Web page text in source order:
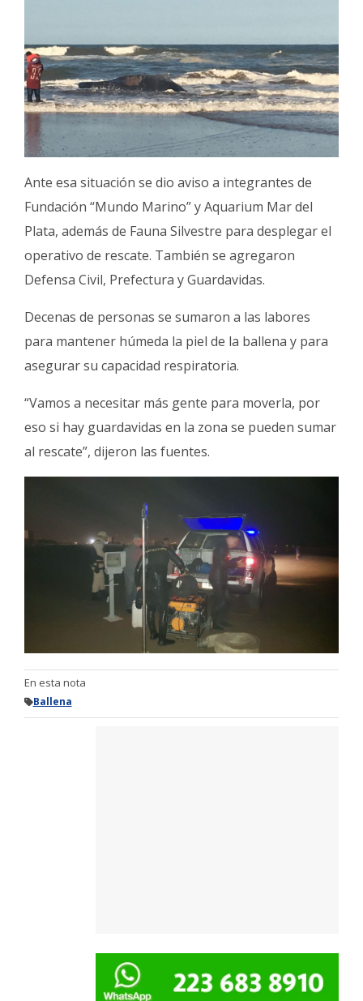
Ante esa situación se dio aviso a integrantes de
Fundación “Mundo Marino” y Aquarium Mar del
Plata, además de Fauna Silvestre para desplegar el
operativo de rescate. También se agregaron
Defensa Civil, Prefectura y Guardavidas.
Decenas de personas se sumaron a las labores
para mantener húmeda la piel de la ballena y para
asegurar su capacidad respiratoria.
“Vamos a necesitar más gente para moverla, por
eso si hay guardavidas en la zona se pueden sumar
al rescate”, dijeron las fuentes.
En esta nota
Ballena